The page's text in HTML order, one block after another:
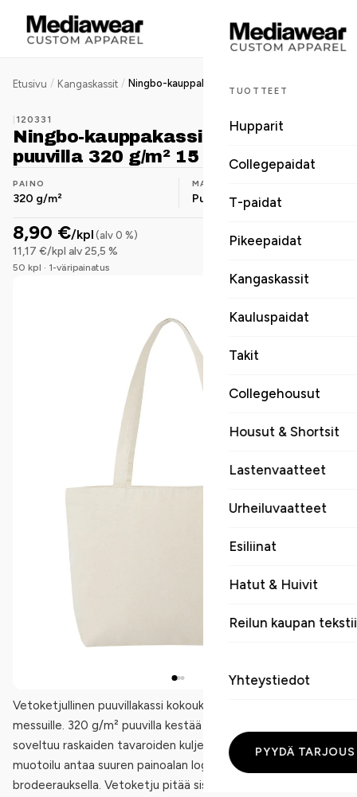
TUOTTEET
Hupparit
Collegepaidat
T-paidat
Pikeepaidat
Kangaskassit
Kauluspaidat
Takit
Collegehousut
Housut & Shortsit
Lastenvaatteet
Urheiluvaatteet
Esiliinat
Hatut & Huivit
Reilun kaupan
Yhteystiedot
PYYDÄ TARJOUS
Etusivu / Kangaskassit /
120331
Ningbo-kauppakassi vetoketjulla,
puuvilla 320 g/m² 15 L
PAINO
320 g/m²
MATERIAALI
Puuvilla
8,90 €/kpl (alv 0 %)
11,17 €/kpl alv 25,5 %
50 kpl · 1-väripainatus
Vetoketjullinen puuvillakassi kokouksiin, kongresseihin ja
messuille. 320 g/m² puuvilla kestää 10 kg kuormaa ja
soveltuu raskaiden tavaroiden kuljettamiseen. Selkeä
muotoilu antaa suuren painoalan logolle silkkipainatuksella tai
brodeerauksella. Vetoketju pitää sisällön suojassa, ja 31,5 cm